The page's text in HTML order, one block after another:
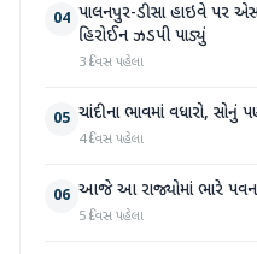
04 પાલનપુર-ડીસા હાઇવે પર
હિરોઈન ઝડપી પાડ્યું
3 દિવસ પહેલા
05 ચાંદીના ભાવમાં વધારો,
4 દિવસ પહેલા
06 આજે આ રાજ્યોમાં ભારે પવન
5 દિવસ પહેલા